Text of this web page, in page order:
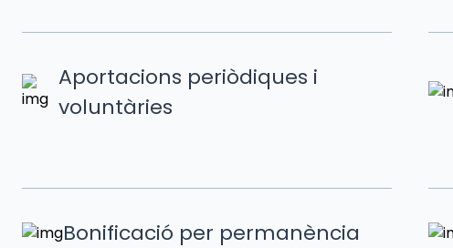
Aportacions periòdiques i
voluntàries
Bonificació per permanència